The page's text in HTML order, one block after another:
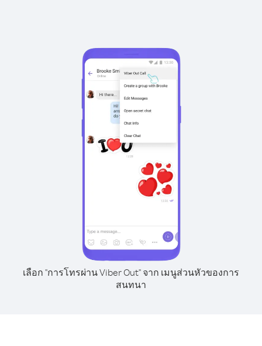
เลือก "การโทรผ่าน Viber Out" จาก เมนูส่วนหัวของการ
สนทนา